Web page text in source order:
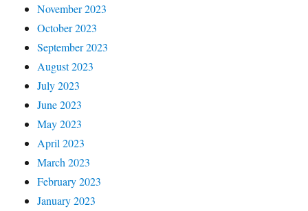
November 2023
October 2023
September 2023
August 2023
July 2023
June 2023
May 2023
April 2023
March 2023
February 2023
January 2023